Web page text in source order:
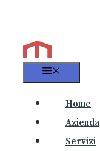
Home
Azienda
Servizi